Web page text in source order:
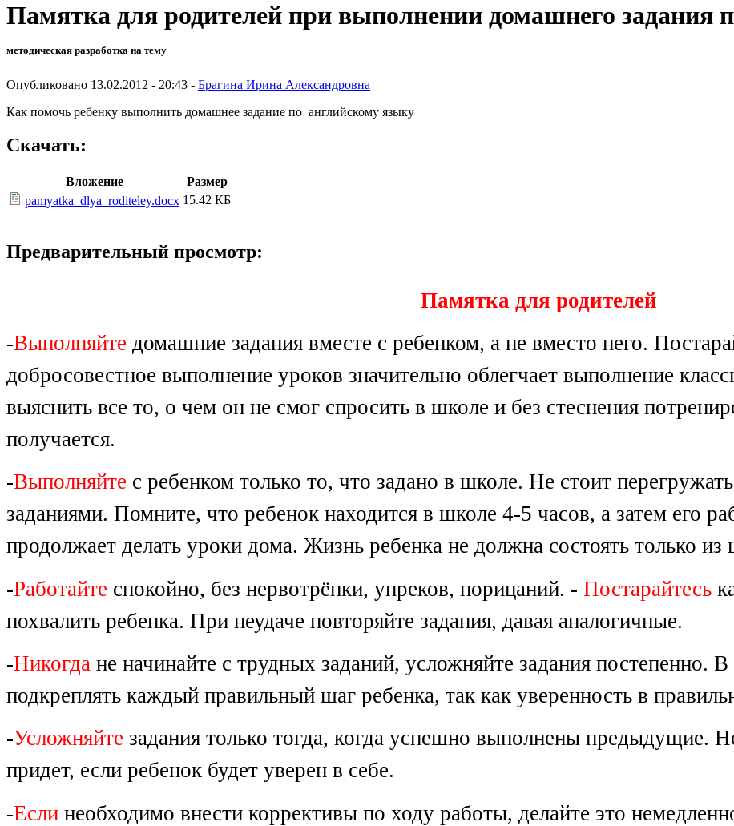
Памятка для родителей при выполнении домашнего задания
методическая разработка на тему
Опубликовано 13.02.2012 - 20:43 - Брагина Ирина Александровна
Как помочь ребенку выполнить домашнее задание по английскому языку
Скачать:
Вложение
Размер
pamyatka_dlya_roditeley.docx 15.42 КБ
Предварительный просмотр:
Памятка для родителей
-Выполняйте домашние задания вместе с ребенком, а не вместо него.
добросовестное выполнение уроков значительно облегчает выполнение
выяснить все то, о чем он не смог спросить в школе и без стеснения
получается.
-Выполняйте с ребенком только то, что задано в школе. Не стоит
заданиями. Помните, что ребенок находится в школе 4-5 часов, а затем его
продолжает делать уроки дома. Жизнь ребенка не должна состоять только
-Работайте спокойно, без нервотрёпки, упреков, порицаний. - Постарайтесь
похвалить ребенка. При неудаче повторяйте задания, давая аналогичные.
-Никогда не начинайте с трудных заданий, усложняйте задания постепенно.
подкреплять каждый правильный шаг ребенка, так как уверенность в
-Усложняйте задания только тогда, когда успешно выполнены предыдущие.
придет, если ребенок будет уверен в себе.
-Если необходимо внести коррективы по ходу работы, делайте это